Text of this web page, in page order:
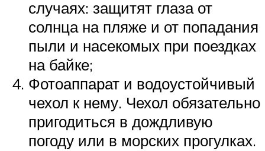
случаях: защитят глаза от
солнца на пляже и от попадания
пыли и насекомых при поездках
на байке;
Фотоаппарат и водоустойчивый
чехол к нему. Чехол обязательно
пригодиться в дождливую
погоду или в морских прогулках.